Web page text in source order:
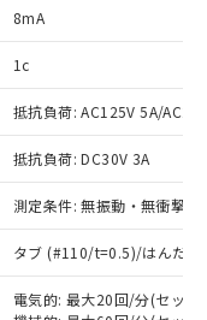
8mA
1c
抵抗負荷: AC125V 5A/
抵抗負荷: DC30V 3A
測定条件: 無振動・無衝撃
タブ (#110/t=0.5)/はんだづ
電気的: 最大20回/分(セット
物質）の